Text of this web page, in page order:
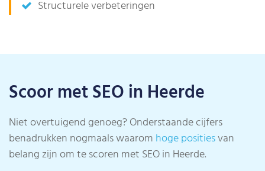
Structurele verbeteringen
Scoor met SEO in Heerde
Niet overtuigend genoeg? Onderstaande cijfers
benadrukken nogmaals waarom hoge positiesvan
belang zijn om te scoren met SEO in Heerde.